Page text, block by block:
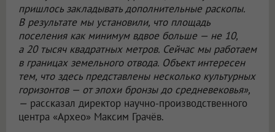
пришлось закладывать дополнительные раскопы.
В результате мы установили, что площадь
поселения как минимум вдвое больше — не 10,
а 20 тысяч квадратных метров. Сейчас мы работаем
в границах земельного отвода. Объект интересен
тем, что здесь представлены несколько культурных
горизонтов — от эпохи бронзы до средневековья»,
— рассказал директор научно-производственного
центра «Архео» Максим Грачёв.